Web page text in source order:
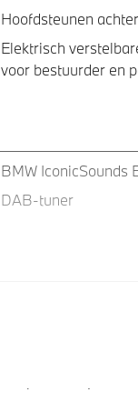
Hoofdsteunen
Elektrisch
voor bestuurder en
BMW IconicSounds
DAB-tuner